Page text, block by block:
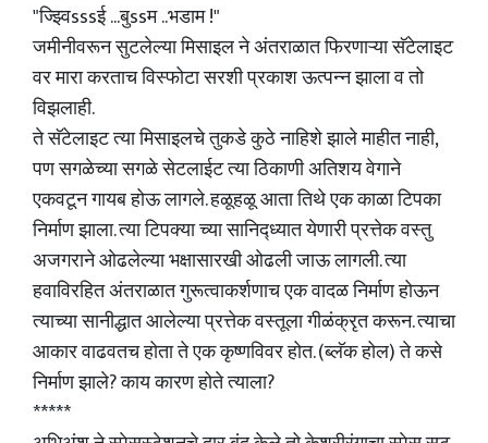
"ज्झ्विsssई ...बुssम ..भडाम !"
जमीनीवरून सुटलेल्या मिसाइल ने अंतराळात फिरणाऱ्या सॅटेलाइट
वर मारा करताच विस्फोटा सरशी प्रकाश ऊत्पन्न झाला व तो
विझलाही.
ते सॅटेलाइट त्या मिसाइलचे तुकडे कुठे नाहिशे झाले माहीत नाही,
पण सगळेच्या सगळे सेटलाईट त्या ठिकाणी अतिशय वेगाने
एकवटून गायब होऊ लागले. हळूहळू आता तिथे एक काळा टिपका
निर्माण झाला. त्या टिपक्या च्या सानिद्ध्यात येणारी प्रत्तेक वस्तु
अजगराने ओढलेल्या भक्षासारखी ओढली जाऊ लागली. त्या
हवाविरहित अंतराळात गुरूत्वाकर्शणाच एक वादळ निर्माण होऊन
त्याच्या सानीद्धात आलेल्या प्रत्तेक वस्तूला गीळंक्रृत करून. त्याचा
आकार वाढवतच होता ते एक कृष्णविवर होत. (ब्लॅक होल) ते कसे
निर्माण झाले? काय कारण होते त्याला?
*****